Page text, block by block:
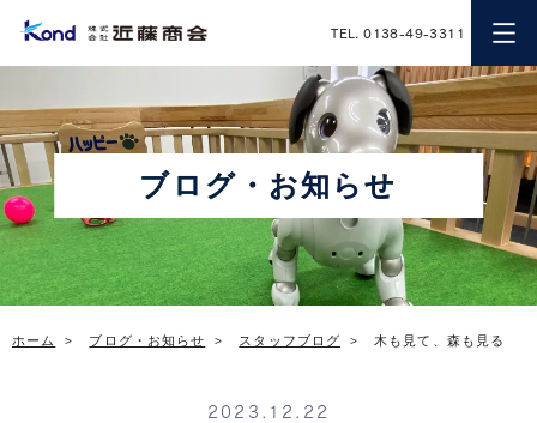
近藤商会
TEL. 0138-49-3311
ブログ・お知らせ
ホーム ブログ・お知らせ スタッフブログ 木も見て、森も見る
2023.12.22